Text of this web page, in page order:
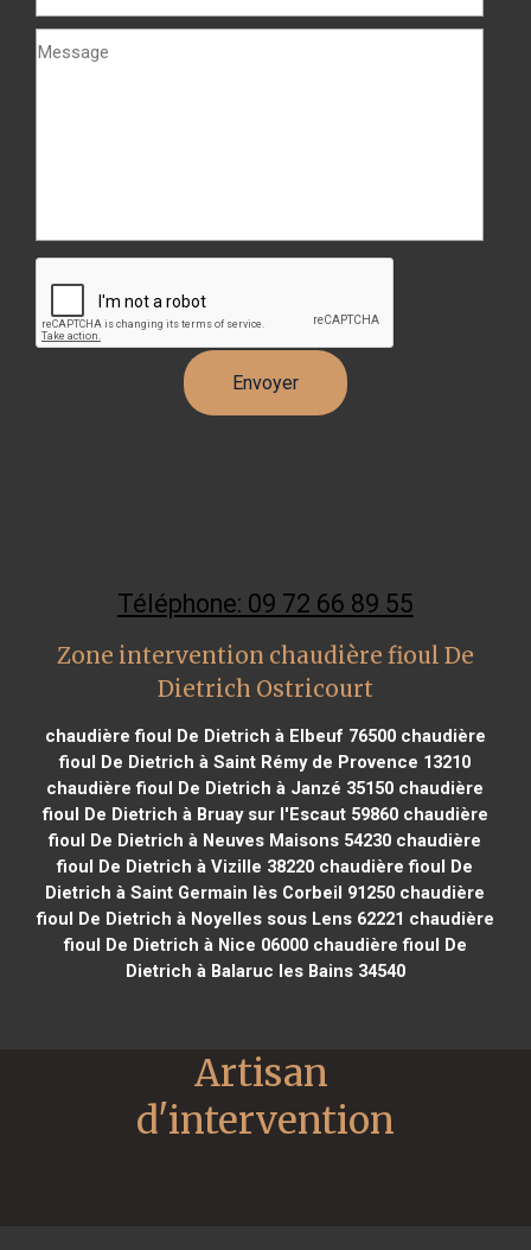
Téléphone: 09 72 66 89 55
Zone intervention chaudière fioul De
Dietrich Ostricourt
chaudière fioul De Dietrich à Elbeuf 76500chaudière
fioul De Dietrich à Saint Rémy de Provence 13210
chaudière fioul De Dietrich à Janzé 35150 chaudière
fioul De Dietrich à Bruay sur l'Escaut 59860chaudière
fioul De Dietrich à Neuves Maisons 54230 chaudière
fioul De Dietrich à Vizille 38220 chaudière fioul De
Dietrich à Saint Germain lès Corbeil 91250 chaudière
fioul De Dietrich à Noyelles sous Lens 62221 chaudière
fioul De Dietrich à Nice 06000chaudière fioul De
Dietrich à Balaruc les Bains 34540
Artisan
d'intervention